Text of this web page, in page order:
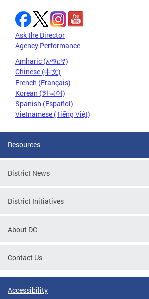
Ask the Director
Agency Performance
Amharic (አማርኛ)
Chinese (中文)
French (Français)
Korean (한국어)
Spanish (Español)
Vietnamese (Tiếng Việt)
Resources
District News
District Initiatives
About DC
Contact Us
Accessibility